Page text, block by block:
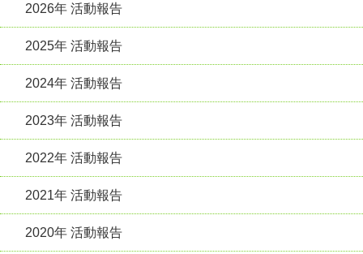
2026年 活動報告
2025年 活動報告
2024年 活動報告
2023年 活動報告
2022年 活動報告
2021年 活動報告
2020年 活動報告